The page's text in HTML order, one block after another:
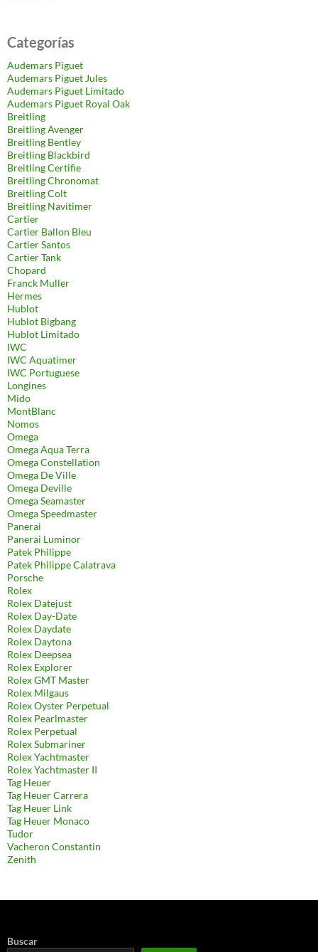
Categorías
Audemars Piguet
Audemars Piguet Jules
Audemars Piguet Limitado
Audemars Piguet Royal Oak
Breitling
Breitling Avenger
Breitling Bentley
Breitling Blackbird
Breitling Certifie
Breitling Chronomat
Breitling Colt
Breitling Navitimer
Cartier
Cartier Ballon Bleu
Cartier Santos
Cartier Tank
Chopard
Franck Muller
Hermes
Hublot
Hublot Bigbang
Hublot Limitado
IWC
IWC Aquatimer
IWC Portuguese
Longines
Mido
MontBlanc
Nomos
Omega
Omega Aqua Terra
Omega Constellation
Omega De Ville
Omega Deville
Omega Seamaster
Omega Speedmaster
Panerai
Panerai Luminor
Patek Philippe
Patek Philippe Calatrava
Porsche
Rolex
Rolex Datejust
Rolex Day-Date
Rolex Daydate
Rolex Daytona
Rolex Deepsea
Rolex Explorer
Rolex GMT Master
Rolex Milgaus
Rolex Oyster Perpetual
Rolex Pearlmaster
Rolex Perpetual
Rolex Submariner
Rolex Yachtmaster
Rolex Yachtmaster II
Tag Heuer
Tag Heuer Carrera
Tag Heuer Link
Tag Heuer Monaco
Tudor
Vacheron Constantin
Zenith
Buscar